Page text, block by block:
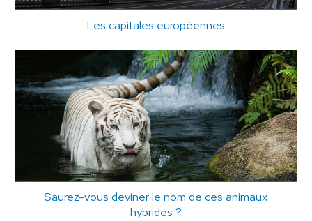
Les capitales européennes
Saurez-vous deviner le nom de ces animaux
hybrides ?